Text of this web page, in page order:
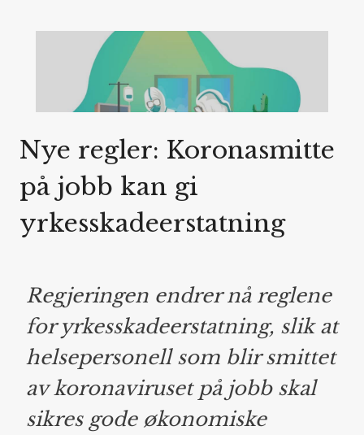
Nye regler: Koronasmitte
på jobb kan gi
yrkesskadeerstatning
Regjeringen endrer nå reglene
for yrkesskadeerstatning, slik at
helsepersonell som blir smittet
av koronaviruset på jobb skal
sikres gode økonomiske